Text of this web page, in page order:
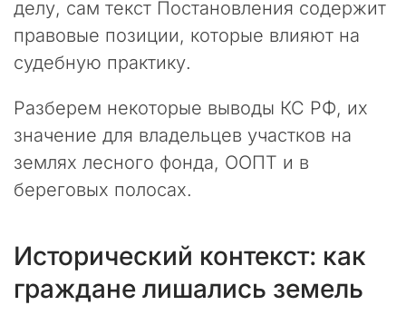
делу, сам текст Постановления содержит
правовые позиции, которые влияют на
судебную практику.
Разберем некоторые выводы КС РФ, их
значение для владельцев участков на
землях лесного фонда, ООПТ и в
береговых полосах.
Исторический контекст: как
граждане лишались земель
с
л
д
и
е
е
с
л
ь
к